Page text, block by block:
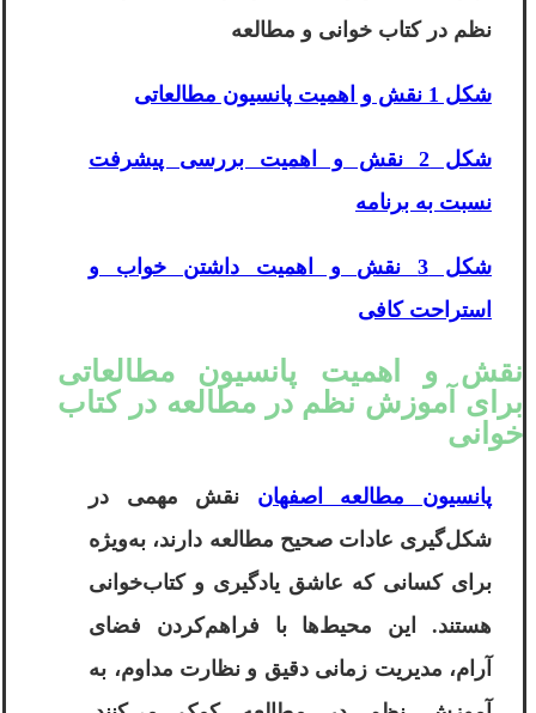
نظم در کتاب خوانی و مطالعه
شکل 1 نقش و اهمیت پانسیون مطالعاتی
شکل 2 نقش و اهمیت بررسی پیشرفت
نسبت به برنامه
شکل 3 نقش و اهمیت داشتن خواب و
استراحت کافی
نقش و اهمیت پانسیون مطالعاتی
برای آموزش نظم در مطالعه در کتاب
خوانی
پانسیون مطالعه اصفهان نقش مهمی در
شکل‌گیری عادات صحیح مطالعه دارند، به‌ویژه
برای کسانی که عاشق یادگیری و کتاب‌خوانی
هستند. این محیط‌ها با فراهم‌کردن فضای
آرام، مدیریت زمانی دقیق و نظارت مداوم، به